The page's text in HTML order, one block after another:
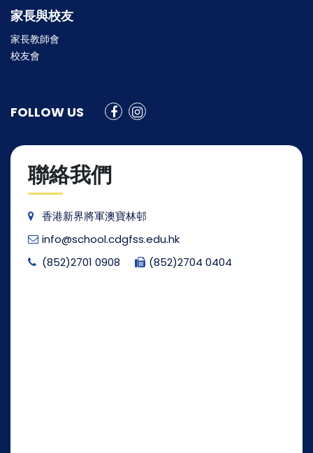
家長與校友
家長教師會
校友會
FOLLOW US
聯絡我們
香港新界將軍澳寶林邨
info@school.cdgfss.edu.hk
(852)2701 0908
(852)2704 0404